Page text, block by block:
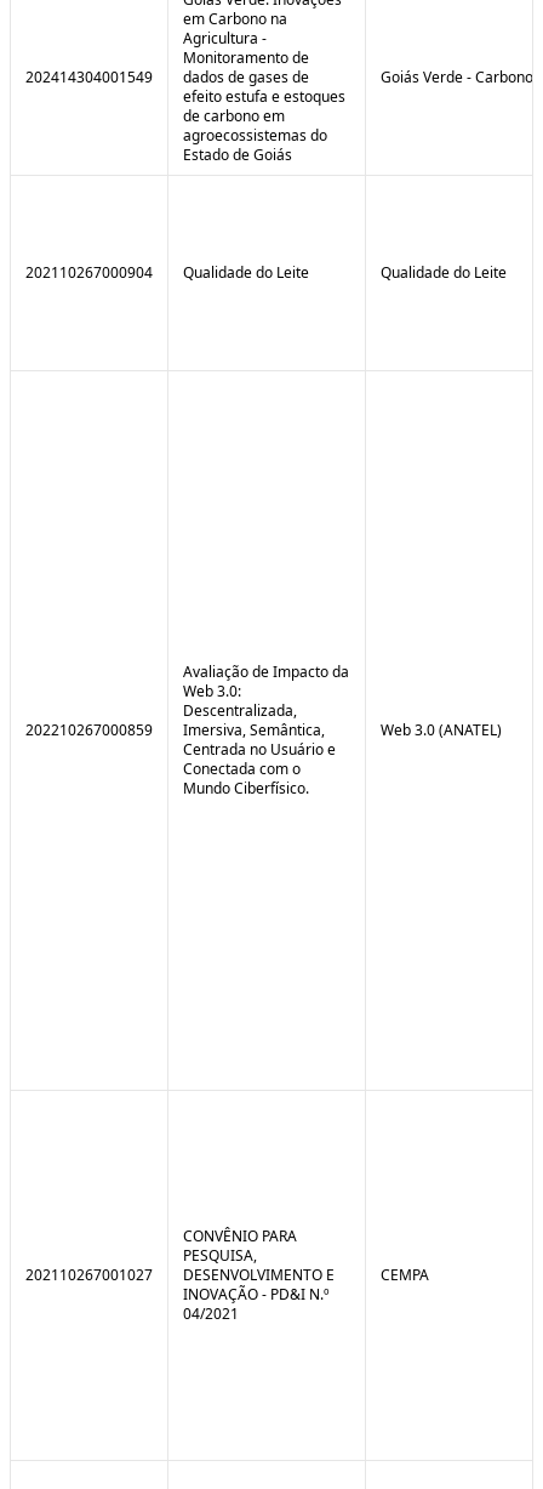
202414304001549
em Carbono na
Agricultura -
Monitoramento de
dados de gases de
efeito estufa e estoques
de carbono em
agroecossistemas do
Estado de Goiás
Goiás Verde - Carbono
202110267000904 Qualidade do Leite Qualidade do Leite
202210267000859
Avaliação de Impacto da
Web 3.0:
Descentralizada,
Imersiva, Semântica,
Centrada no Usuário e
Conectada com o
Mundo Ciberfísico.
Web 3.0 (ANATEL)
202110267001027
CONVÊNIO PARA
PESQUISA,
DESENVOLVIMENTO E
INOVAÇÃO - PD&I N.º
04/2021
CEMPA